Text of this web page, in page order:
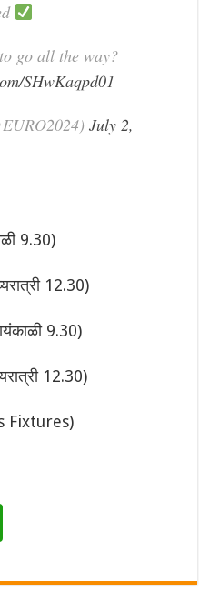
go all the way?
SHwKaqpd01
July 2,
9.30)
12.30)
9.30)
12.30)
Fixtures)